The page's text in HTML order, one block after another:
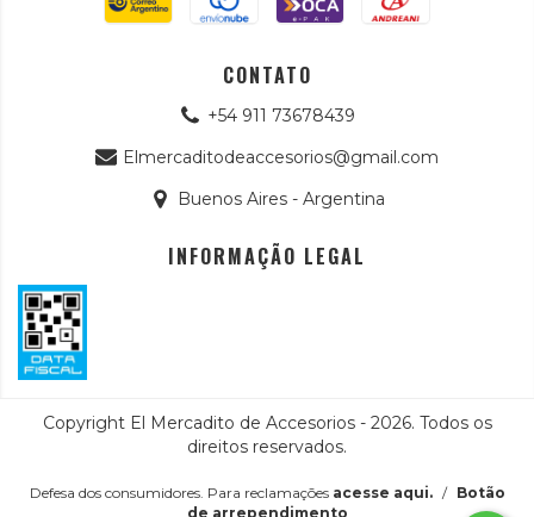
CONTATO
+54 911 73678439
Elmercaditodeaccesorios@gmail.com
Buenos Aires - Argentina
INFORMAÇÃO LEGAL
Copyright El Mercadito de Accesorios - 2026. Todos os
direitos reservados.
Defesa dos consumidores. Para reclamações acesse aqui. /
Botão
de arrependimento